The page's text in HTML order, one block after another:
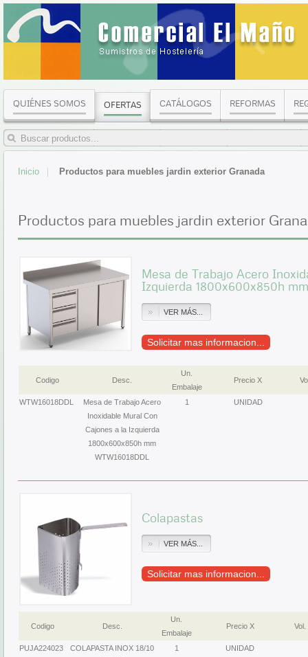
QUIÉNES SOMOS OFERTAS CATÁLOGOS REFORMAS
Inicio Productos para muebles jardin exterior Granada
Productos para muebles jardin exterior
Mesa de Trabajo Acero
Izquierda 1800x600x850h
VER MÁS...
Solicitar mas informacion...
Codigo Desc.
Un.
Embalaje
Precio X
WTW16018DDL
Mesa de Trabajo Acero
Inoxidable Mural Con
Cajones a la Izquierda
1800x600x850h mm
WTW16018DDL
1 UNIDAD
Colapastas
VER MÁS...
Solicitar mas informacion...
Codigo Desc.
Un.
Embalaje
Precio X Vol.
PUJA224023
COLAPASTA INOX 18/10
1 UNIDAD